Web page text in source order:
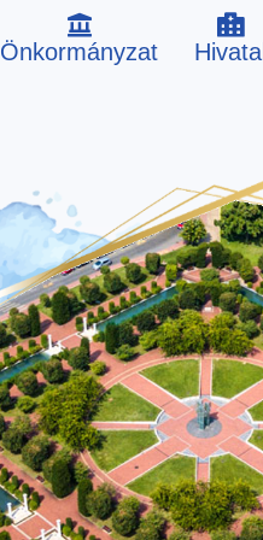
Önkormányzat Hivatal